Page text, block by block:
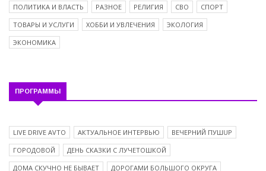
ПОЛИТИКА И ВЛАСТЬ
РАЗНОЕ РЕЛИГИЯ СВО
СПОРТ
ТОВАРЫ И УСЛУГИ
ХОББИ И УВЛЕЧЕНИЯ
ЭКОЛОГИЯ
ЭКОНОМИКА
ПРОГРАММЫ
LIVE DRIVE AVTO АКТУАЛЬНОЕ ИНТЕРВЬЮ
ВЕЧЕРНИЙ ПУШUP
ГОРОДОВОЙ
ДЕНЬ СКАЗКИ С ЛУЧЕТОШКОЙ
ДОМА СКУЧНО НЕ БЫВАЕТ
ДОРОГАМИ БОЛЬШОГО ОКРУГА